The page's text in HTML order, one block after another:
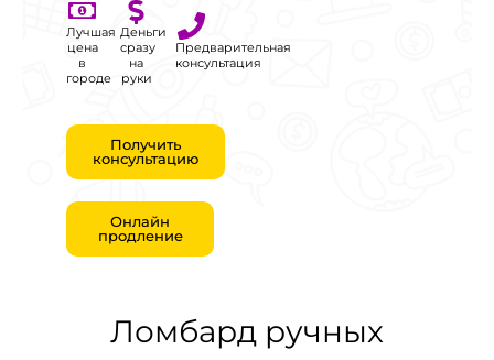
Лучшая
цена
в
городе
Деньги
сразу
на
руки
Предварительная
консультация
Получить
консультацию
Онлайн
продление
Ломбард ручных